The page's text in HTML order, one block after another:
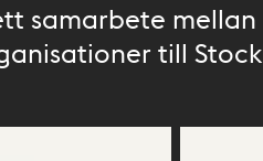
samarbete
till